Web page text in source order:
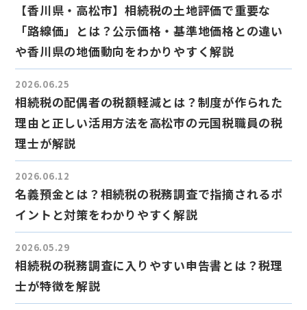
【香川県・高松市】相続税の土地評価で重要な
「路線価」とは？公示価格・基準地価格との違い
や香川県の地価動向をわかりやすく解説
2026.06.25
相続税の配偶者の税額軽減とは？制度が作られた
理由と正しい活用方法を高松市の元国税職員の税
理士が解説
2026.06.12
名義預金とは？相続税の税務調査で指摘されるポ
イントと対策をわかりやすく解説
2026.05.29
相続税の税務調査に入りやすい申告書とは？税理
士が特徴を解説